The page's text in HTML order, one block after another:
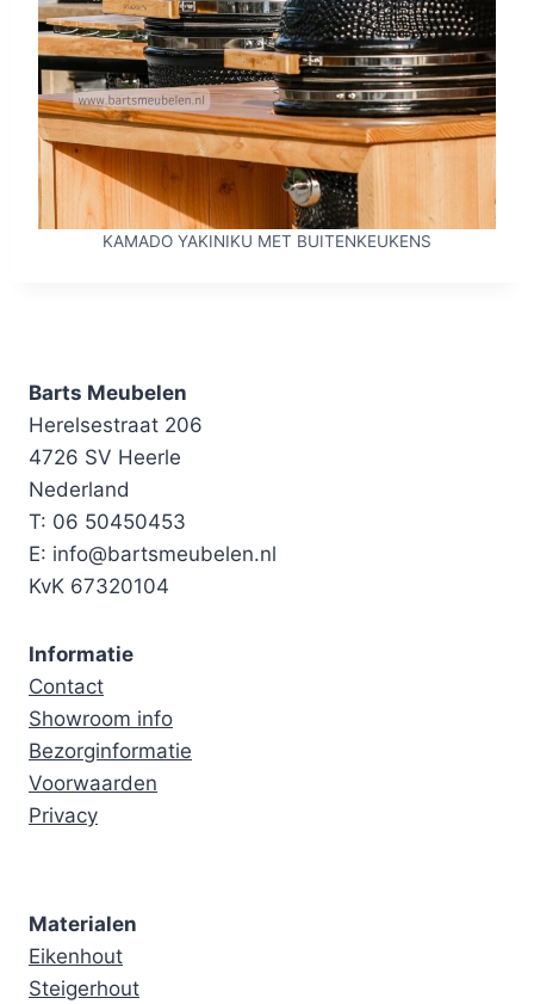
KAMADO YAKINIKU MET BUITENKEUKENS
Barts Meubelen
Herelsestraat 206
4726 SV Heerle
Nederland
T: 06 50450453
E: info@bartsmeubelen.nl
KvK 67320104
Informatie
Contact
Showroom info
Bezorginformatie
Voorwaarden
Privacy
Materialen
Eikenhout
Steigerhout